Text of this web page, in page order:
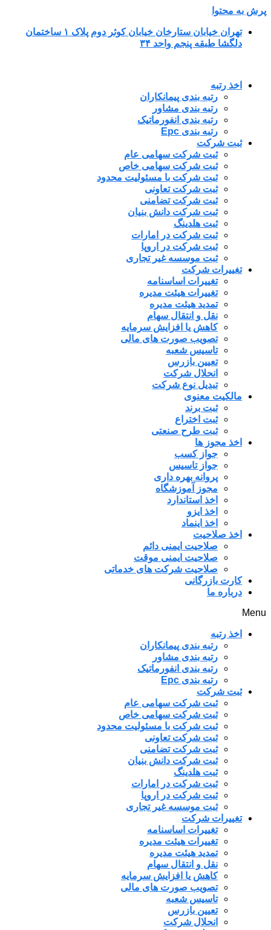
پرش به محتوا
تهران خیابان ستارخان خیابان کوثر دوم پلاک ۱ ساختمان
دلگشا طبقه پنجم واحد ۳۴
اخذ رتبه
رتبه بندی پیمانکاران
رتبه بندی مشاور
رتبه بندی انفورماتیک
رتبه بندی Epc
ثبت شرکت
ثبت شرکت سهامی عام
ثبت شرکت سهامی خاص
ثبت شرکت با مسئولیت محدود
ثبت شرکت تعاونی
ثبت شرکت تضامنی
ثبت شرکت دانش بنیان
ثبت هلدینگ
ثبت شرکت در امارات
ثبت شرکت در اروپا
ثبت موسسه غیر تجاری
تغییرات شرکت
تغییرات اساسنامه
تغییرات هیئت مدیره
تمدید هیئت مدیره
نقل و انتقال سهام
کاهش یا افزایش سرمایه
تصویب صورت های مالی
تاسیس شعبه
تعیین بازرس
انحلال شرکت
تبدیل نوع شرکت
مالکیت معنوی
ثبت برند
ثبت اختراع
ثبت طرح صنعتی
اخذ مجوز ها
جواز کسب
جواز تاسیس
پروانه بهره داری
مجوز آموزشگاه
اخذ استاندارد
اخذ ایزو
اخذ اینماد
اخذ صلاحیت
صلاحیت ایمنی دائم
صلاحیت ایمنی موقت
صلاحیت شرکت های خدماتی
کارت بازرگانی
درباره ما
Menu
اخذ رتبه
رتبه بندی پیمانکاران
رتبه بندی مشاور
رتبه بندی انفورماتیک
رتبه بندی Epc
ثبت شرکت
ثبت شرکت سهامی عام
ثبت شرکت سهامی خاص
ثبت شرکت با مسئولیت محدود
ثبت شرکت تعاونی
ثبت شرکت تضامنی
ثبت شرکت دانش بنیان
ثبت هلدینگ
ثبت شرکت در امارات
ثبت شرکت در اروپا
ثبت موسسه غیر تجاری
تغییرات شرکت
تغییرات اساسنامه
تغییرات هیئت مدیره
تمدید هیئت مدیره
نقل و انتقال سهام
کاهش یا افزایش سرمایه
تصویب صورت های مالی
تاسیس شعبه
تعیین بازرس
انحلال شرکت